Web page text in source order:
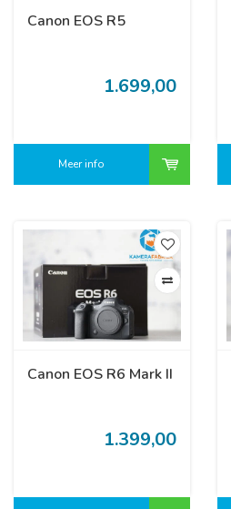
Canon EOS R5
1.699,00
Meer info
Canon EOS R6 Mark II
1.399,00